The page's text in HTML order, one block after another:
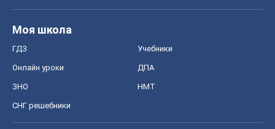
Моя школа
ГДЗ Учебники
Онлайн уроки ДПА
ЗНО НМТ
СНГ решебники